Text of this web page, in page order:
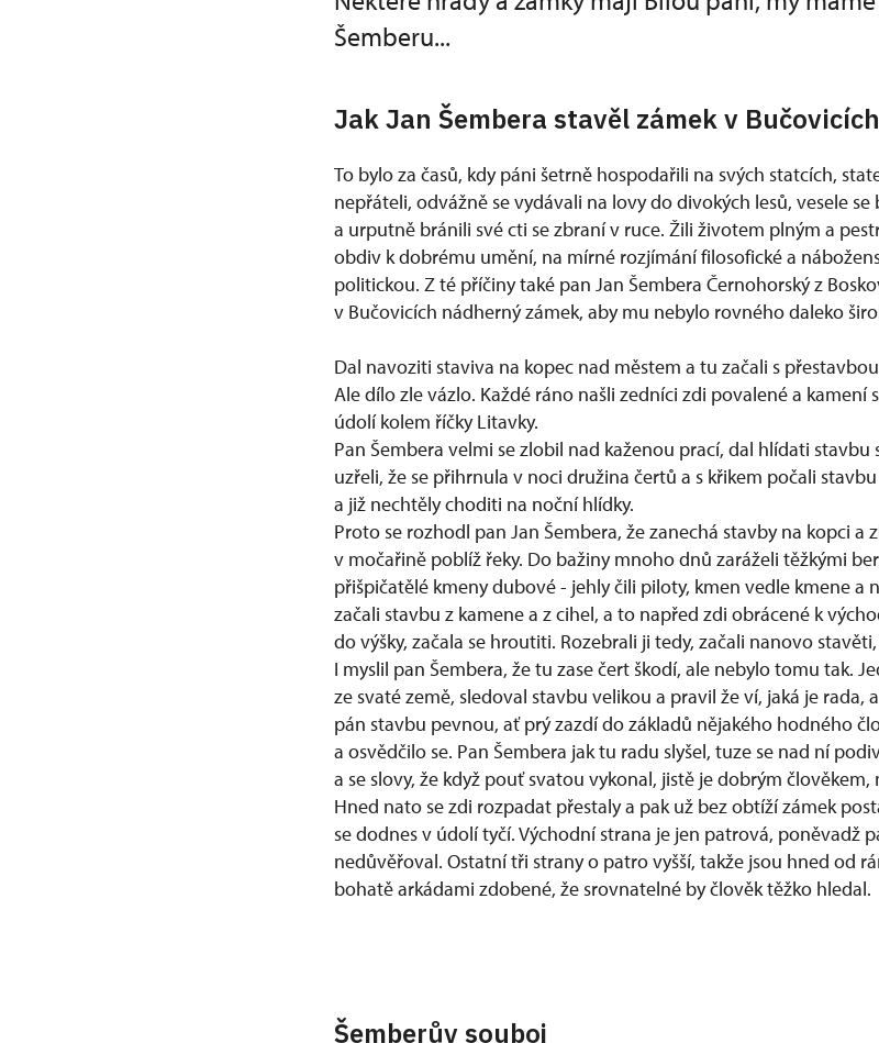
Šemberu...
Jak Jan Šembera stavěl zámek v Bučovicích
To bylo za časů, kdy páni šetrně hospodařili na svých statcích,
nepřáteli, odvážně se vydávali na lovy do divokých lesů, vesele
a urputně bránili své cti se zbraní v ruce. Žili životem plným a
obdiv k dobrému umění, na mírné rozjímání filosofické a
politickou. Z té příčiny také pan Jan Šembera Černohorský z
v Bučovicích nádherný zámek, aby mu nebylo rovného daleko
Dal navoziti staviva na kopec nad městem a tu začali s
Ale dílo zle vázlo. Každé ráno našli zedníci zdi povalené a
údolí kolem říčky Litavky.
Pan Šembera velmi se zlobil nad kaženou prací, dal hlídati stavbu
uzřeli, že se přihrnula v noci družina čertů a s křikem počali
a již nechtěly choditi na noční hlídky.
Proto se rozhodl pan Jan Šembera, že zanechá stavby na kopci a
v močařině poblíž řeky. Do bažiny mnoho dnů zaráželi těžkými
přišpičatělé kmeny dubové - jehly čili piloty, kmen vedle kmene a
začali stavbu z kamene a z cihel, a to napřed zdi obrácené k
do výšky, začala se hroutiti. Rozebrali ji tedy, začali nanovo
I myslil pan Šembera, že tu zase čert škodí, ale nebylo tomu tak.
ze svaté země, sledoval stavbu velikou a pravil že ví, jaká je rada,
pán stavbu pevnou, ať prý zazdí do základů nějakého hodného
a osvědčilo se. Pan Šembera jak tu radu slyšel, tuze se nad ní
a se slovy, že když pouť svatou vykonal, jistě je dobrým
Hned nato se zdi rozpadat přestaly a pak už bez obtíží zámek
se dodnes v údolí tyčí. Východní strana je jen patrová, poněvadž
nedůvěřoval. Ostatní tři strany o patro vyšší, takže jsou hned od
bohatě arkádami zdobené, že srovnatelné by člověk těžko hledal.
Šemberův souboj